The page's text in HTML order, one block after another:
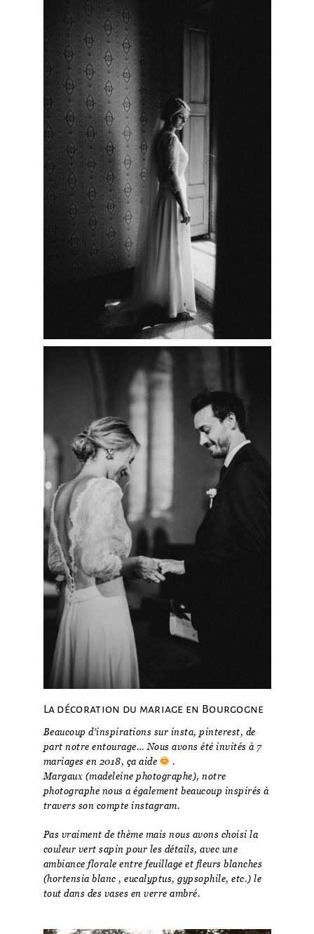
La décoration du mariage en Bourgogne
Beaucoup d’inspirations sur insta, pinterest, de
part notre entourage… Nous avons été invités à 7
mariages en 2018, ça aide
.
Margaux (madeleine photographe), notre
photographe nous a également beaucoup inspirés à
travers son compte instagram.
Pas vraiment de thème mais nous avons choisi la
couleur vert sapin pour les détails, avec une
ambiance florale entre feuillage et fleurs blanches
(hortensia blanc , eucalyptus, gypsophile, etc.) le
tout dans des vases en verre ambré.